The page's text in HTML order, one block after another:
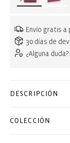
Envío gratis a
30 días de
¿Alguna
DESCRIPCIÓN
COLECCIÓN